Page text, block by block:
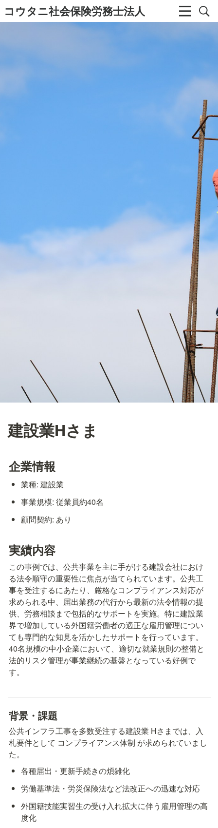
コウタニ社会保険労務士法人
建設業Hさま
企業情報
業種: 建設業
事業規模: 従業員約40名
顧問契約: あり
実績内容
この事例では、公共事業を主に手がける建設会社におけ
る法令順守の重要性に焦点が当てられています。公共工
事を受注するにあたり、厳格なコンプライアンス対応が
求められる中、届出業務の代行から最新の法令情報の提
供、労務相談まで包括的なサポートを実施。特に建設業
界で増加している外国籍労働者の適正な雇用管理につい
ても専門的な知見を活かしたサポートを行っています。
40名規模の中小企業において、適切な就業規則の整備と
法的リスク管理が事業継続の基盤となっている好例で
す。
背景・課題
公共インフラ工事を多数受注する建設業 Hさまでは、入
札要件として コンプライアンス体制 が求められていまし
た。
各種届出・更新手続きの煩雑化
労働基準法・労災保険法など法改正への迅速な対応
外国籍技能実習生の受け入れ拡大に伴う雇用管理の高
度化